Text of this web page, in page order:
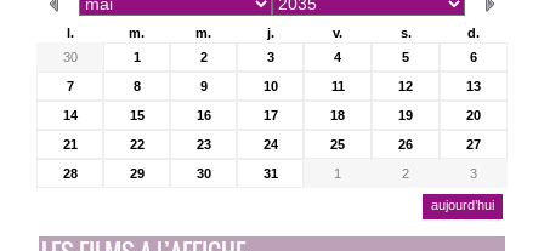
l. m. m. j. v. s.
d.
30
1 2 3 4 5
6
7
8 9 10 11 12
13
14
15 16 17 18 19
20
21
22 23 24 25 26
27
28
29 30 31 1 2 3
aujourd’hui